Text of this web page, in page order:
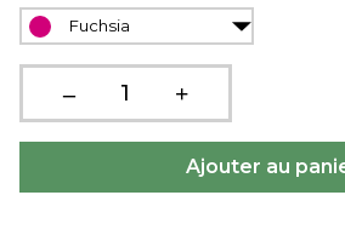
Fuchsia